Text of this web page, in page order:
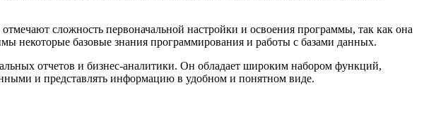
сложность первоначальной настройки и освоения программы, так как она
некоторые базовые знания программирования и работы с базами данных.
отчетов и бизнес-аналитики. Он обладает широким набором функций,
и представлять информацию в удобном и понятном виде.